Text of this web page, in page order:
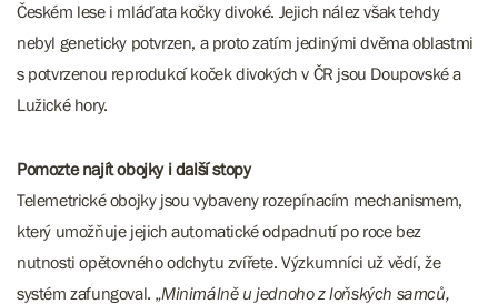
Českém lese i mláďata kočky divoké. Jejich nález však tehdy
nebyl geneticky potvrzen, a proto zatím jedinými dvěma oblastmi
s potvrzenou reprodukcí koček divokých v ČR jsou Doupovské a
Lužické hory.
Pomozte najít obojky i další stopy
Telemetrické obojky jsou vybaveny rozepínacím mechanismem,
který umožňuje jejich automatické odpadnutí po roce bez
nutnosti opětovného odchytu zvířete. Výzkumníci už vědí, že
systém zafungoval. „Minimálně u jednoho z loňských samců,